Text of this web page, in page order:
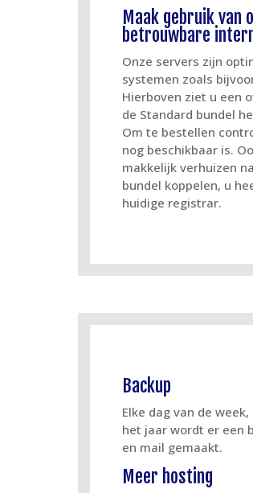
Maak gebruik
betrouwbare
Onze servers zijn
systemen zoals
Hierboven ziet u een
de Standard bundel
Om te bestellen
nog beschikbaar is.
makkelijk verhuizen
bundel koppelen, u
huidige registrar.
Backup
Elke dag van de
het jaar wordt er een
en mail gemaakt.
Meer hosting